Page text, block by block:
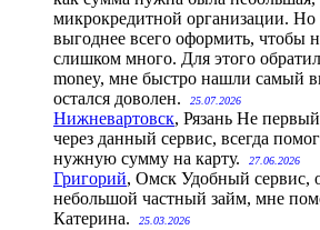
микрокредитной организации. Но
выгоднее всего оформить, чтобы
слишком много. Для этого
money, мне быстро нашли самый
остался доволен.
25.07.2026
Нижневартовск, Рязань Не
через данный сервис, всегда
нужную сумму на карту.
27.06.2026
Григорий, Омск Удобный сервис,
небольшой частный займ, мне
Катерина.
25.03.2026